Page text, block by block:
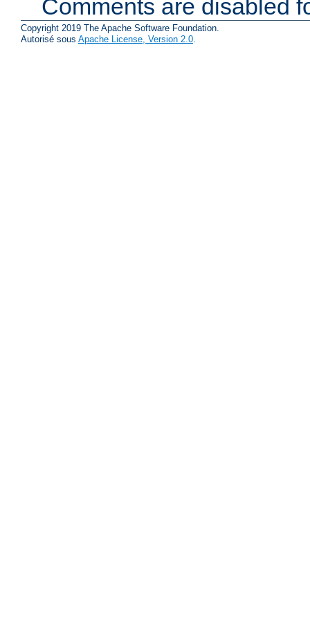
Comments are disabled
Copyright 2019 The Apache Software Foundation.
Autorisé sous Apache License, Version 2.0